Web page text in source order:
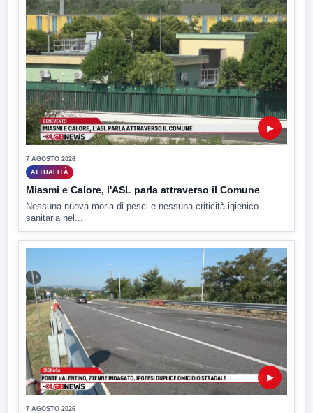
▶
7 AGOSTO 2026
ATTUALITÀ
Miasmi e Calore, l'ASL parla attraverso il Comune
Nessuna nuova moria di pesci e nessuna criticità igienico-
sanitaria nel...
▶
7 AGOSTO 2026